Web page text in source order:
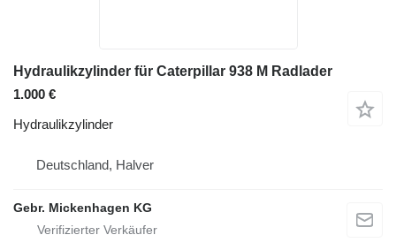
Hydraulikzylinder für Caterpillar 938 M Radlader
1.000 €
Hydraulikzylinder
Deutschland, Halver
Gebr. Mickenhagen KG